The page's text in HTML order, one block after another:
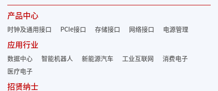
产品中心
时钟及通用接口 PCIe接口 存储接口 网络接口 电源管理
应用行业
数据中心 智能机器人 新能源汽车 工业互联网
消费电子
医疗电子
招贤纳士